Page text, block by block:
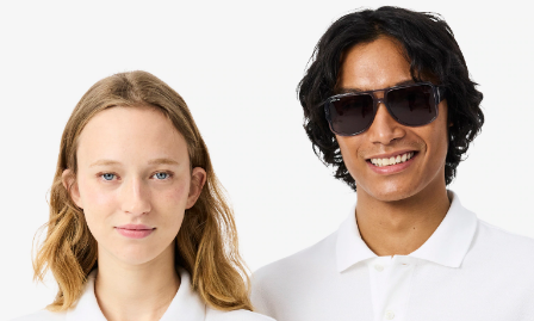
Nikmati Pengembalian Gratis dengan proses
pengembalian mudah kami. Kami dapat menerima
pengembalian dalam jangka 7 hari sejak
diterimanya pesanan Anda yang dibeli di
Lacoste.com. Untuk mengembalikan produk, Anda
dapat mengirimkan email ke customerservice-
idn@lacoste.com. Mohon di perhatikan bahwa
beberapa produk tidak dapat dikembalikan seperti
barang custom, barang yang didiskon 30% atau
lebih, aksesoris, parfum, masker, pakaian dalam, dan